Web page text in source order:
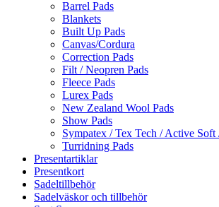
Barrel Pads
Blankets
Built Up Pads
Canvas/Cordura
Correction Pads
Filt / Neopren Pads
Fleece Pads
Lurex Pads
New Zealand Wool Pads
Show Pads
Sympatex / Tex Tech / Active
Turridning Pads
Presentartiklar
Presentkort
Sadeltillbehör
Sadelväskor och tillbehör